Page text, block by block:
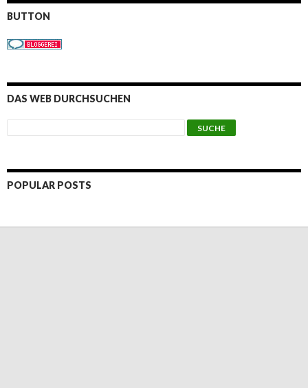
BUTTON
DAS WEB DURCHSUCHEN
POPULAR POSTS